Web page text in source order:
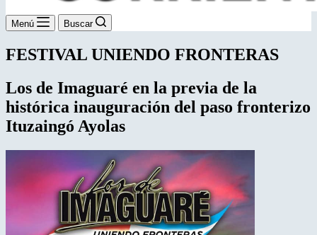
Menú Buscar
FESTIVAL UNIENDO FRONTERAS
Los de Imaguaré en la previa de la
histórica inauguración del paso fronterizo
Ituzaingó Ayolas